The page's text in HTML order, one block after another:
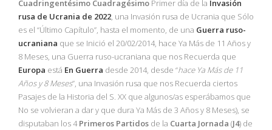
Cuadringentésimo Cuadragésimo Primer día de la Invasión
rusa de Ucrania de 2022, una Invasión rusa de Ucrania que Sólo
es el “Último Capítulo”, hasta el momento, de una Guerra ruso-
ucraniana que se Inició el 20/02/2014, hace Ya Más de 11 Años y
8 Meses, una Guerra ruso-ucraniana que nos Recuerda que
Europa está En Guerra desde 2014, desde “hace Ya Más de 11
Años y 8 Meses”, una Invasión rusa que nos Recuerda ciertos
Pasajes de la Historia del S. XX que algunos/as esperábamos que
No se volvieran a dar y que dura Ya Más de 3 Años y 8 Meses), se
disputaban los 4Primeros Partidos de la Cuarta Jornada (J4) de